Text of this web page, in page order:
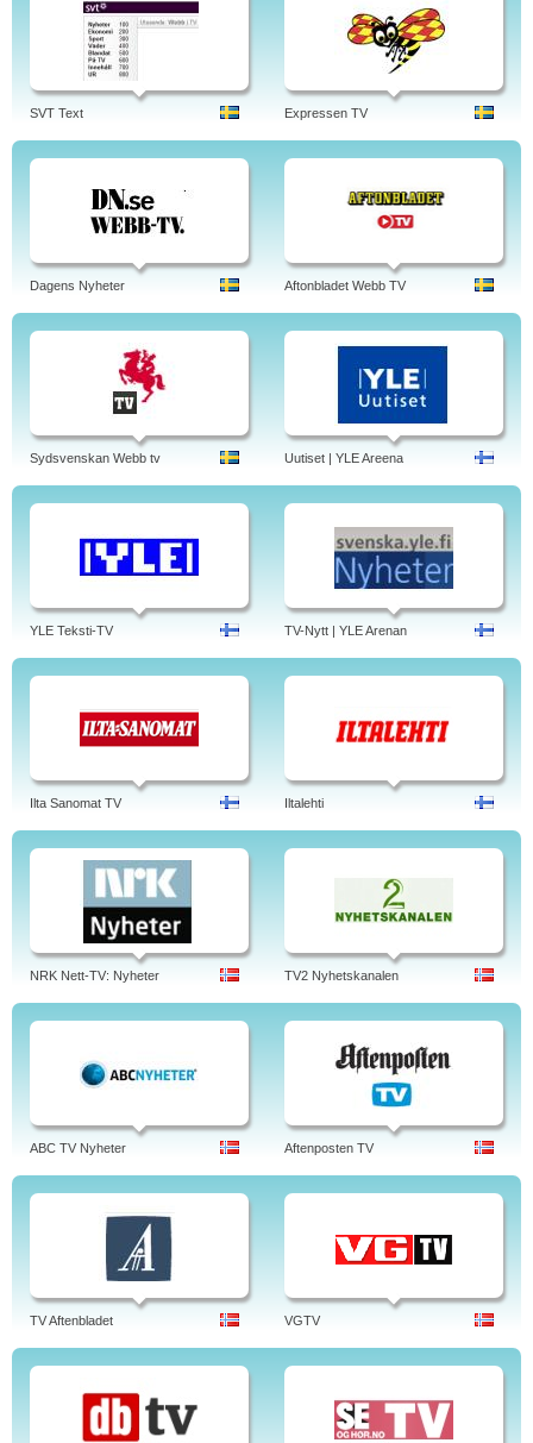
SVT Text Expressen TV
Dagens Nyheter Aftonbladet Webb TV
Sydsvenskan Webb tv Uutiset | YLE Areena
YLE Teksti-TV TV-Nytt | YLE Arenan
Ilta Sanomat TV Iltalehti
NRK Nett-TV: Nyheter TV2 Nyhetskanalen
ABC TV Nyheter Aftenposten TV
TV Aftenbladet VGTV